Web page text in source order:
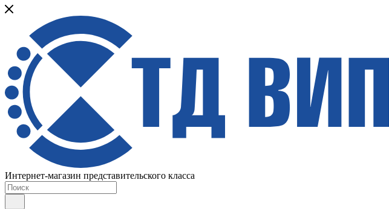
Интернет-магазин представительского класса